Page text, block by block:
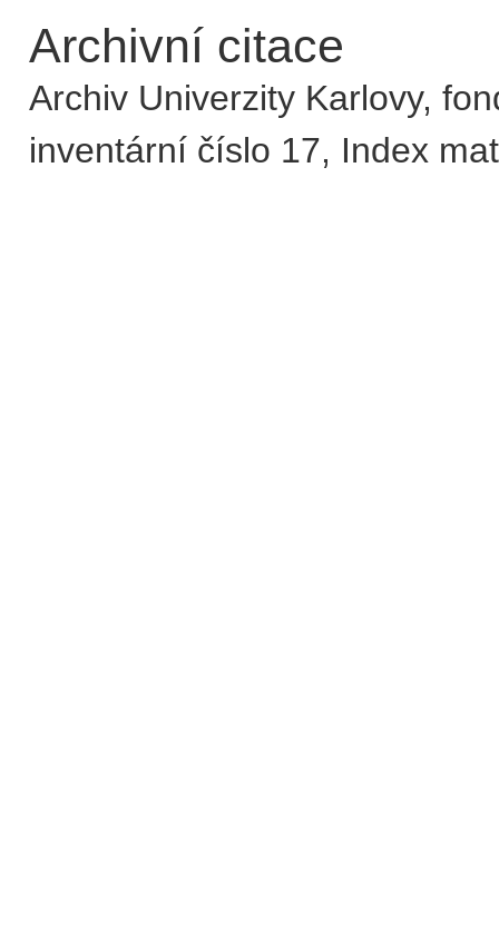
Archivní citace
Archiv Univerzity Karlovy,
inventární číslo 17, Index